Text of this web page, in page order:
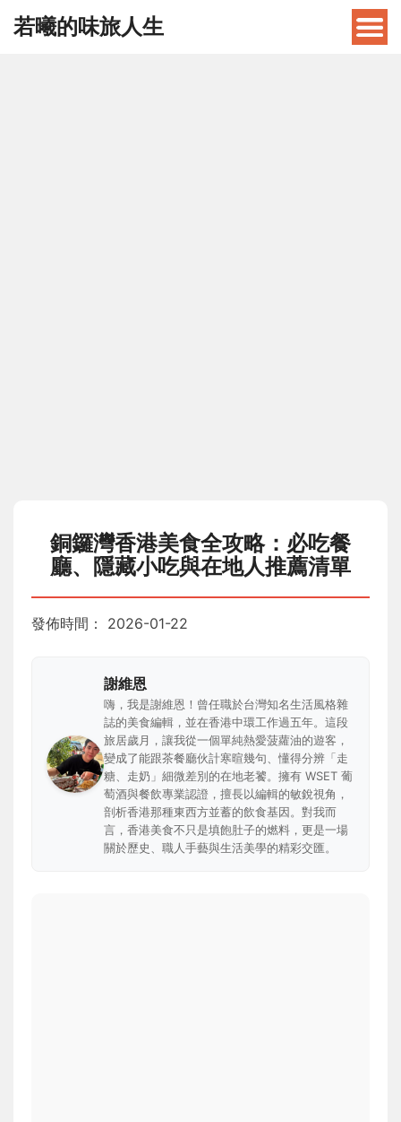
若曦的味旅人生
銅鑼灣香港美食全攻略：必吃餐
廳、隱藏小吃與在地人推薦清單
發佈時間： 2026-01-22
謝維恩
嗨，我是謝維恩！曾任職於台灣知名生活風格雜
誌的美食編輯，並在香港中環工作過五年。這段
旅居歲月，讓我從一個單純熱愛菠蘿油的遊客，
變成了能跟茶餐廳伙計寒暄幾句、懂得分辨「走
糖、走奶」細微差別的在地老饕。擁有 WSET 葡
萄酒與餐飲專業認證，擅長以編輯的敏銳視角，
剖析香港那種東西方並蓄的飲食基因。對我而
言，香港美食不只是填飽肚子的燃料，更是一場
關於歷史、職人手藝與生活美學的精彩交匯。